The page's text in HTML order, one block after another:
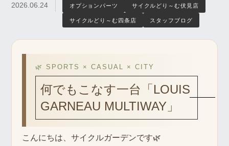
2026.06.24 オプションパーツ サイクルどり～む伏見店
サイクルどり～む四条店 スタッフブログ
🌿 SPORTS × CASUAL × CITY
何でもこなす一台「LOUIS
GARNEAU MULTIWAY」
こんにちは、サイクルガーデンです🌿